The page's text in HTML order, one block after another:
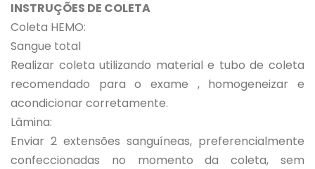
INSTRUÇÕES DE COLETA
Coleta HEMO:
Sangue total
Realizar coleta utilizando material e tubo de coleta
recomendado para o exame , homogeneizar e
acondicionar corretamente.
Lâmina:
Enviar 2 extensões sanguíneas, preferencialmente
confeccionadas no momento da coleta, sem